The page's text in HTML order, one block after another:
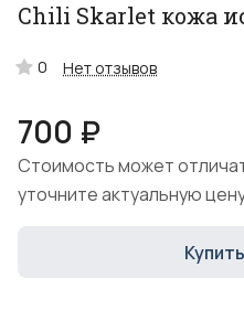
Chili Skarlet кожа
0 Нет отзывов
700 ₽
Стоимость может
уточните актуальную